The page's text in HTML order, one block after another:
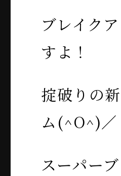
ブレイク
すよ！
掟破りの
ム(^O^)／
スーパー